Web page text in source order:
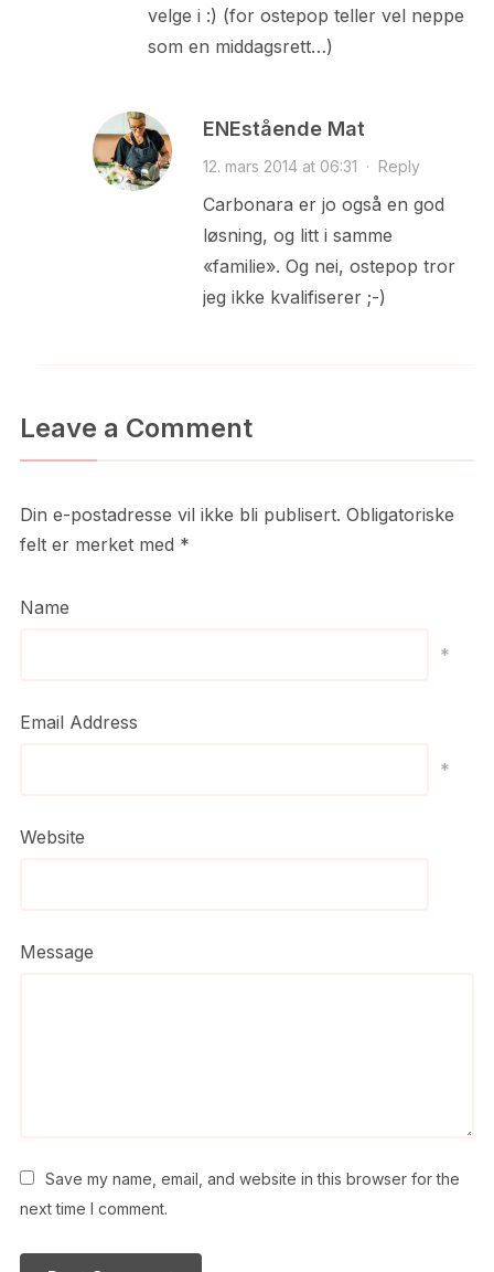
velge i :) (for ostepop teller vel neppe
som en middagsrett…)
ENEstående Mat
12. mars 2014 at 06:31 · Reply
Carbonara er jo også en god
løsning, og litt i samme
«familie». Og nei, ostepop tror
jeg ikke kvalifiserer ;-)
Leave a Comment
Din e-postadresse vil ikke bli publisert. Obligatoriske
felt er merket med *
Name
*
Email Address
*
Website
Message
Save my name, email, and website in this browser for the
next time I comment.